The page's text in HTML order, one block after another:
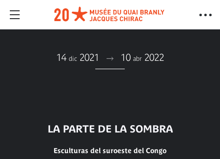
14 dic 2021 10 abr 2022
LA PARTE DE LA SOMBRA
Esculturas del suroeste del Congo